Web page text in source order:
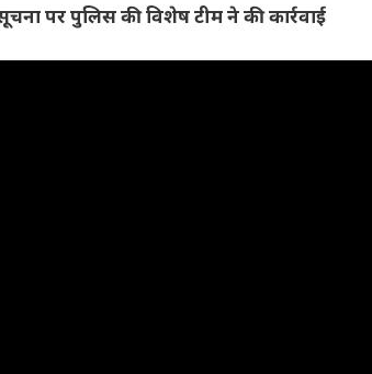
पर पुलिस की विशेष टीम ने की कार्रवाई